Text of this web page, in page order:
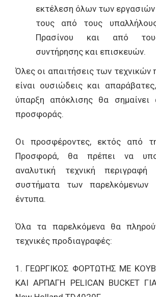
εκτέλεση όλων των εργασιών
τους από τους
Πρασίνου και από
συντήρησης και επισκευών.
Όλες οι απαιτήσεις των
είναι ουσιώδεις και
ύπαρξη απόκλισης θα σημαίνει
προσφοράς.
Οι προσφέροντες, εκτός από
Προσφορά, θα πρέπει να
αναλυτική τεχνική
συστήματα των παρελκόμενων
έντυπα.
Όλα τα παρελκόμενα θα
τεχνικές προδιαγραφές:
1. ΓΕΩΡΓΙΚΟΣ ΦΟΡΤΩΤΗΣ ΜΕ
ΚΑΙ ΑΡΠΑΓΗ PELICAN BUCKET